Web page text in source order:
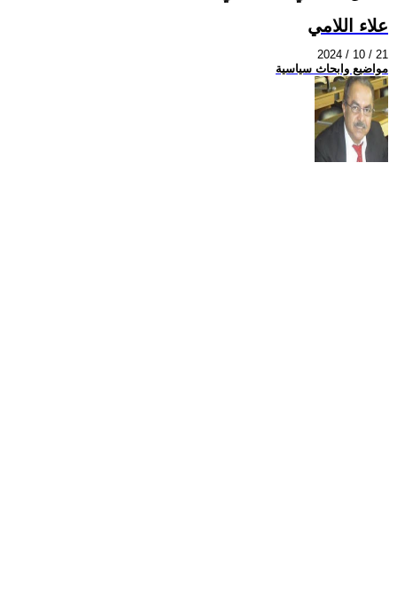
علاء اللامي
2024 / 10 / 21
مواضيع وابحاث سياسية